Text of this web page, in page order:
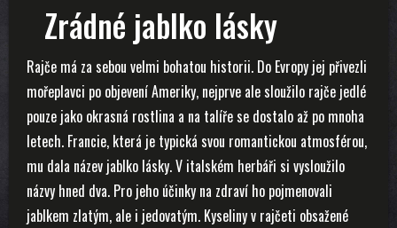
Zrádné jablko lásky
Rajče má za sebou velmi bohatou historii. Do Evropy jej přivezli
mořeplavci po objevení Ameriky, nejprve ale sloužilo rajče jedlé
pouze jako okrasná rostlina a na talíře se dostalo až po mnoha
letech. Francie, která je typická svou romantickou atmosférou,
mu dala název jablko lásky. V italském herbáři si vysloužilo
názvy hned dva. Pro jeho účinky na zdraví ho pojmenovali
jablkem zlatým, ale i jedovatým. Kyseliny v rajčeti obsažené